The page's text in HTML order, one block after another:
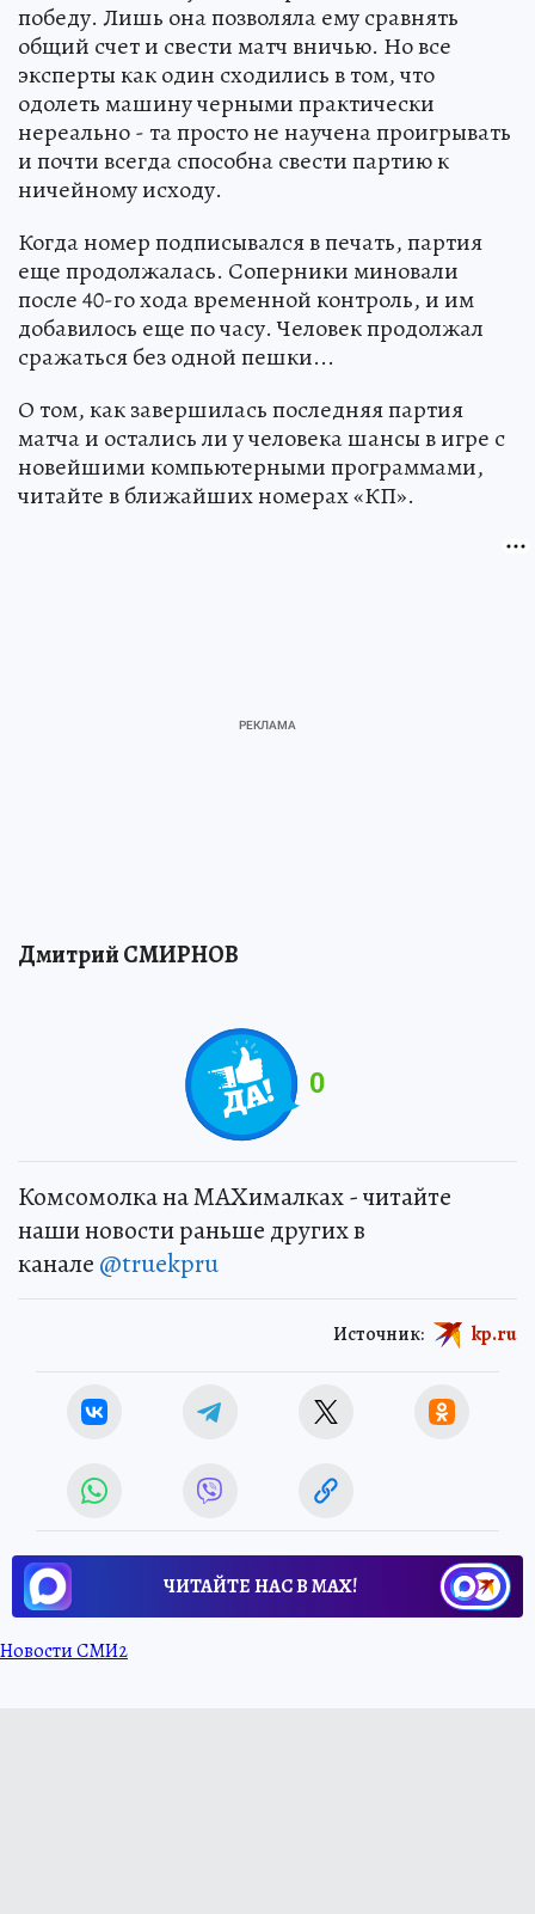
победу. Лишь она позволяла ему сравнять
общий счет и свести матч вничью. Но все
эксперты как один сходились в том, что
одолеть машину черными практически
нереально - та просто не научена проигрывать
и почти всегда способна свести партию к
ничейному исходу.
Когда номер подписывался в печать, партия
еще продолжалась. Соперники миновали
после 40-го хода временной контроль, и им
добавилось еще по часу. Человек продолжал
сражаться без одной пешки...
О том, как завершилась последняя партия
матча и остались ли у человека шансы в игре с
новейшими компьютерными программами,
читайте в ближайших номерах «КП».
Дмитрий СМИРНОВ
0
Комсомолка на MAXималках - читайте
наши новости раньше других в
канале @truekpru
Источник: kp.ru
ЧИТАЙТЕ НАС В МАХ!
Новости СМИ2